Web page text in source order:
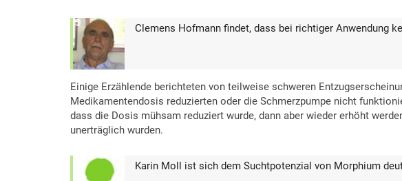
Clemens Hofmann findet, dass bei richtiger Anwendung
Einige Erzählende berichteten von teilweise schweren
Medikamentendosis reduzierten oder die Schmerzpumpe nicht
dass die Dosis mühsam reduziert wurde, dann aber wieder erhöht
unerträglich wurden.
Karin Moll ist sich dem Suchtpotenzial von Morphium